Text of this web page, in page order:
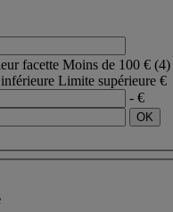
facette Moins de 100 € (4)
Limite supérieure €
- €